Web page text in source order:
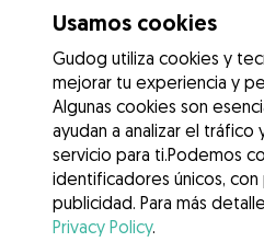
Usamos cookies
Gudog utiliza cookies y
mejorar tu experiencia y
Algunas cookies son
ayudan a analizar el tráfico
servicio para ti.Podemos
identificadores únicos, con
publicidad. Para más
Privacy Policy.